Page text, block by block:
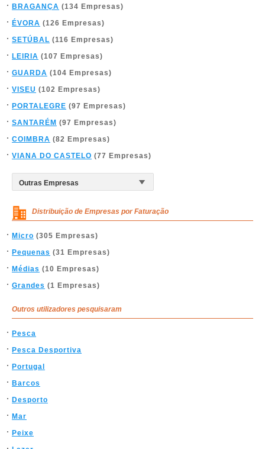
BRAGANÇA (134 Empresas)
ÉVORA (126 Empresas)
SETÚBAL (116 Empresas)
LEIRIA (107 Empresas)
GUARDA (104 Empresas)
VISEU (102 Empresas)
PORTALEGRE (97 Empresas)
SANTARÉM (97 Empresas)
COIMBRA (82 Empresas)
VIANA DO CASTELO (77 Empresas)
Distribuição de Empresas por Faturação
Micro (305 Empresas)
Pequenas (31 Empresas)
Médias (10 Empresas)
Grandes (1 Empresas)
Outros utilizadores pesquisaram
Pesca
Pesca Desportiva
Portugal
Barcos
Desporto
Mar
Peixe